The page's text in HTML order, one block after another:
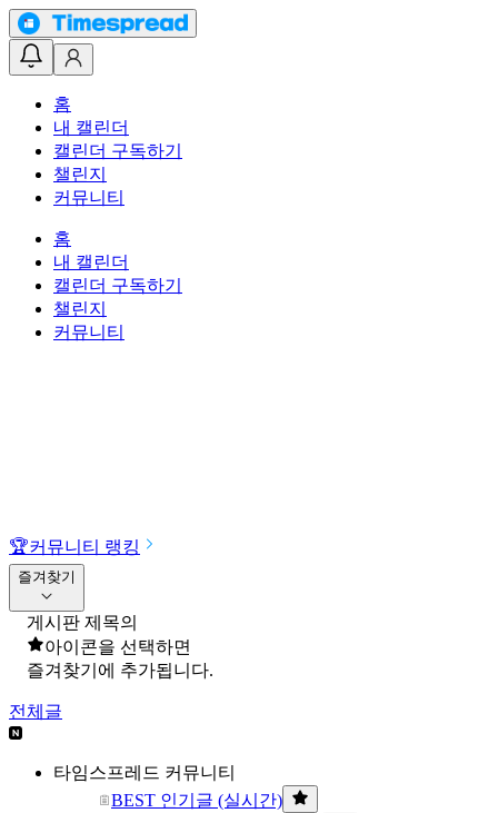
홈
내 캘린더
캘린더 구독하기
챌린지
커뮤니티
홈
내 캘린더
캘린더 구독하기
챌린지
커뮤니티
🏆커뮤니티 랭킹
즐겨찾기
게시판 제목의
아이콘을 선택하면
즐겨찾기에 추가됩니다.
전체글
타임스프레드 커뮤니티
BEST 인기글 (실시간)